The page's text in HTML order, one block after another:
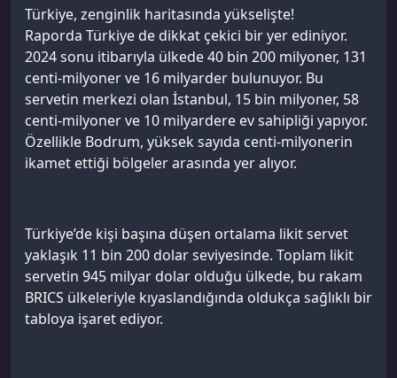
Türkiye, zenginlik haritasında yükselişte!
Raporda Türkiye de dikkat çekici bir yer ediniyor.
2024 sonu itibarıyla ülkede 40 bin 200 milyoner, 131
centi-milyoner ve 16 milyarder bulunuyor. Bu
servetin merkezi olan İstanbul, 15 bin milyoner, 58
centi-milyoner ve 10 milyardere ev sahipliği yapıyor.
Özellikle Bodrum, yüksek sayıda centi-milyonerin
ikamet ettiği bölgeler arasında yer alıyor.
Türkiye’de kişi başına düşen ortalama likit servet
yaklaşık 11 bin 200 dolar seviyesinde. Toplam likit
servetin 945 milyar dolar olduğu ülkede, bu rakam
BRICS ülkeleriyle kıyaslandığında oldukça sağlıklı bir
tabloya işaret ediyor.